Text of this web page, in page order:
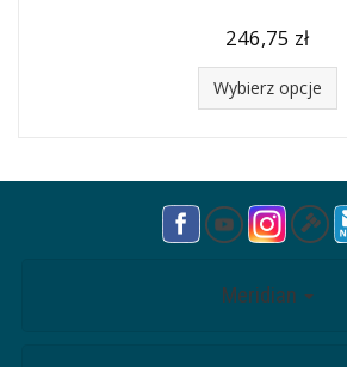
246,75 zł
Wybierz opcje
Meridian